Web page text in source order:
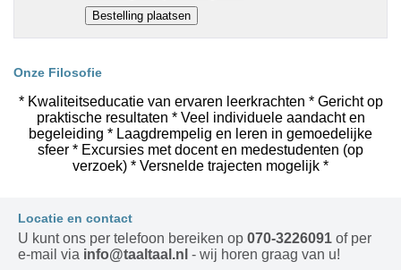
Onze Filosofie
* Kwaliteitseducatie van ervaren leerkrachten * Gericht op
praktische resultaten * Veel individuele aandacht en
begeleiding * Laagdrempelig en leren in gemoedelijke
sfeer * Excursies met docent en medestudenten (op
verzoek) * Versnelde trajecten mogelijk *
Locatie en contact
U kunt ons per telefoon bereiken op 070-3226091 of per
e-mail via info@taaltaal.nl - wij horen graag van u!